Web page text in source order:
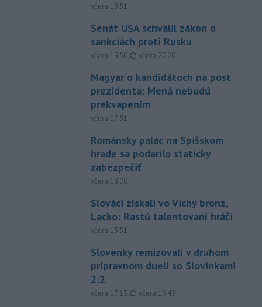
včera 18:51
Senát USA schválil zákon o
sankciách proti Rusku
včera 19:50, aktualizované
včera 20:20
Magyar o kandidátoch na post
prezidenta: Mená nebudú
prekvapením
včera 17:31
Románsky palác na Spišskom
hrade sa podarilo staticky
zabezpečiť
včera 18:00
Slováci získali vo Vichy bronz,
Lacko: Rastú talentovaní hráči
včera 15:51
Slovenky remizovali v druhom
prípravnom dueli so Slovinkami
2:2
včera 17:13, aktualizované
včera 19:45